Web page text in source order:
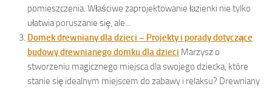
pomieszczenia. Właściwe zaprojektowanie łazienki nie tylko
ułatwia poruszanie się, ale...
Domek drewniany dla dzieci – Projekty i porady dotyczące
budowy drewnianego domku dla dzieci Marzysz o
stworzeniu magicznego miejsca dla swojego dziecka, które
stanie się idealnym miejscem do zabawy i relaksu? Drewniany